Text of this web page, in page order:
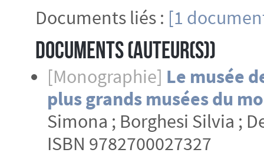
Documents liés : [1
Documents (Auteur(s))
[Monographie] Le musée
plus grands musées du
Simona ; Borghesi Silvia ;
ISBN 9782700027327